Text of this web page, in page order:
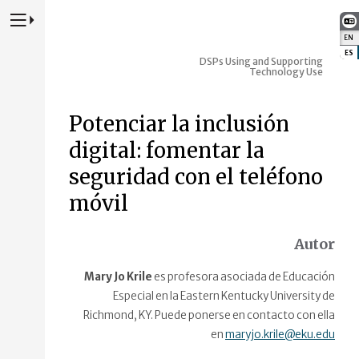
EN
ES
Presione para alternar la navegación principal del sitio web
DSPs Using and Supporting
Technology Use
Potenciar la inclusión
digital: fomentar la
seguridad con el teléfono
móvil
Autor
Mary Jo Krile es profesora asociada de Educación
Especial en la Eastern Kentucky University de
Richmond, KY. Puede ponerse en contacto con ella
enmaryjo.krile@eku.edu